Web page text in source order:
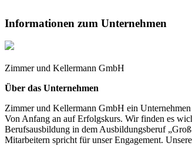
Informationen zum Unternehmen
Zimmer und Kellermann GmbH
Über das Unternehmen
Zimmer und Kellermann GmbH ein
Von Anfang an auf Erfolgskurs. Wir finden es
Berufsausbildung in dem Ausbildungsberuf
Mitarbeitern spricht für unser Engagement.